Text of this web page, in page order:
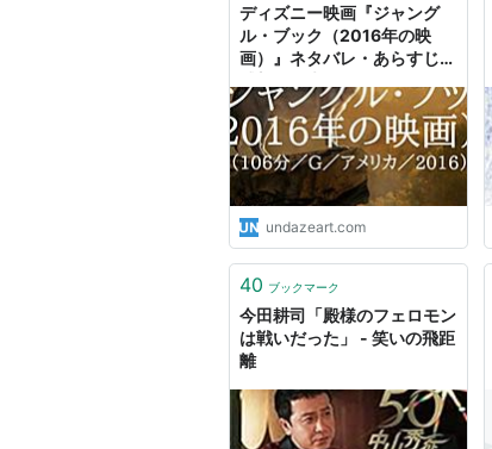
ディズニー映画『ジャング
ル・ブック（2016年の映
画）』ネタバレ・あらすじ・
て・笑って・楽しむ」“幸せ
フェロモン”に包まれます。
undazeart.com
40 ブックマーク
今田耕司「殿様のフェロモン
は戦いだった」 - 笑いの飛距
離